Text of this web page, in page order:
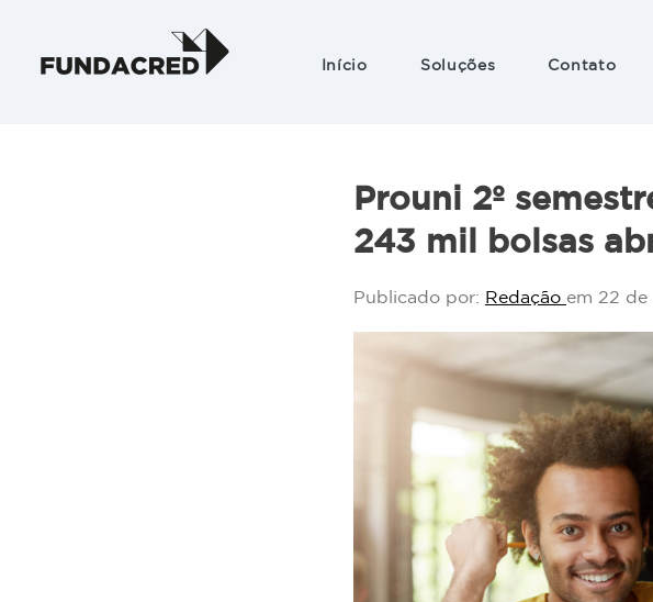
Início Soluções
Ensino técnico
Educação
Cursos livres
Graduação em
medicina
Opção sem
fiador
Contato
Prouni 2º
243 mil bolsas
Publicado por: Redação em 22